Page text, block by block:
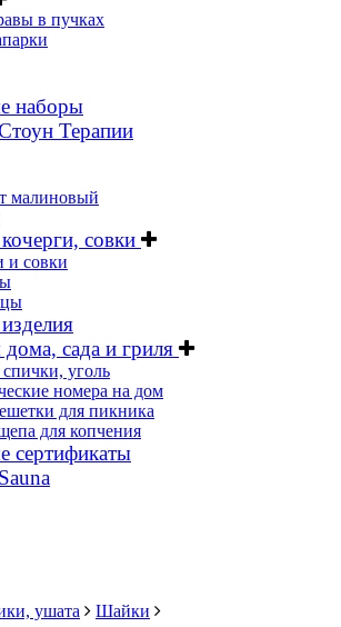
в пучках
наборы
Терапии
малиновый
совки
и совки
сада и гриля
уголь
номера на дом
для пикника
для копчения
сертификаты
ушата Шайки